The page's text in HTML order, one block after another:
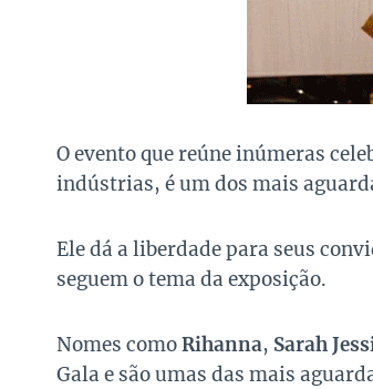
O evento que reúne inúmeras
indústrias, é um dos mais
Ele dá a liberdade para seus
seguem o tema da exposição.
Nomes comoRihanna, Sarah
Gala e são umas das mais